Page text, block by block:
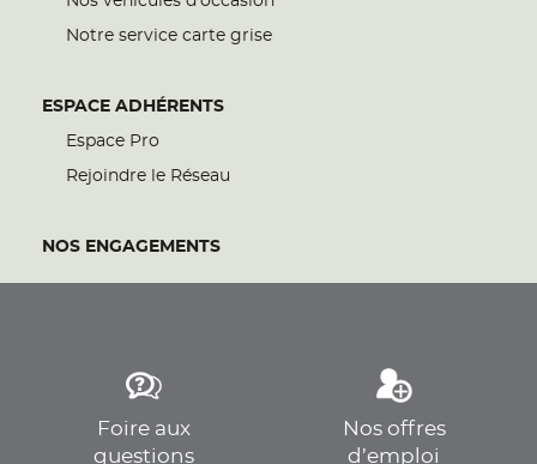
Notre service carte grise
ESPACE ADHÉRENTS
Espace Pro
Rejoindre le Réseau
NOS ENGAGEMENTS
Foire aux
questions
Nos offres
d’emploi